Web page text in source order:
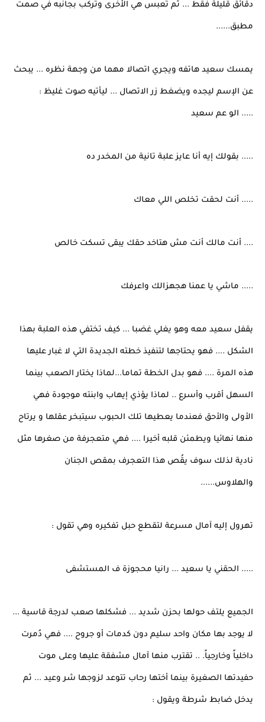
دقائق قليلة فقط ... ثم تعبس هي الأخرى وتركب بجانبه في صمت
مطبق......
يمسك سعيد هاتفه ويجري اتصالا مهما من وجهة نظره ... يبحث
عن الإسم ليجده ويضغط زر الاتصال ... ليأتيه صوت غليظ :
..... الو عم سعيد
..... بقولك إيه أنا عايز علبة تانية من المخدر ده
..... أنت لحقت تخلص اللي معاك
.... أنت مالك أنت مش هتاخد حقك يبقى تسكت خالص
..... ماشي يا عمنا هجهزالك واعرفك
يقفل سعيد معه وهو يغلي غضبا ... كيف تختفي هذه العلبة بهذا
الشكل .... فهو يحتاجها لتنفيذ خطته الجديدة التي لا غبار عليها
هذه المرة .... فهو بدل الخطة تماما...لماذا يختار الصعب بينما
السهل أقرب وأسرع .. لماذا يؤذي إيهاب وابنته موجودة فهي
الأولى والأحق فعندما يعطيها تلك الحبوب سيتبخر عقلها و يرتاح
منها نهائيا ويطمئن قلبه أخيرا .... فهي متعجرفة من صغرها مثل
نادية لذلك سوف يقُص هذا التعجرف بمقص الجنان
والهلاوس......
تهرول إليه آمال مسرعة لتقطع حبل تفكيره وهي تقول :
..... الحقني يا سعيد ... رانيا محجوزة ف المستشفى
الجميع يلتف حولها بحزن شديد ... فشكلها صعب لدرجة قاسية ...
لا يوجد بها مكان واحد سليم دون كدمات أو جروح .... فهي دُمرت
داخلياً وخارجياً. .. تقترب منها آمال مشفقة عليها وعلى موت
حفيدتها الصغيرة بينما أختها رحاب تتوعد لزوجها شر وعيد ... ثم
يدخل ضابط شرطة ويقول :